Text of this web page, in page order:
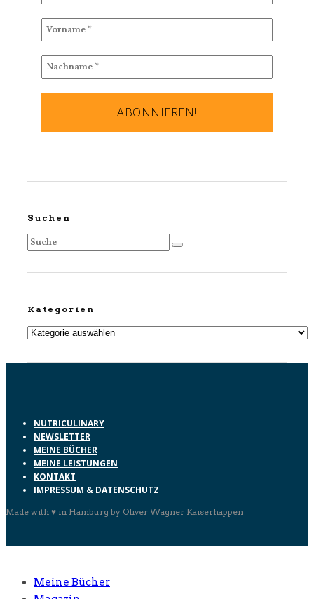
Suchen
Kategorien
Kategorien
NUTRICULINARY
NEWSLETTER
MEINE BÜCHER
MEINE LEISTUNGEN
KONTAKT
IMPRESSUM & DATENSCHUTZ
Made with ♥ in Hamburg by Oliver Wagner Kaiserhappen
Meine Bücher